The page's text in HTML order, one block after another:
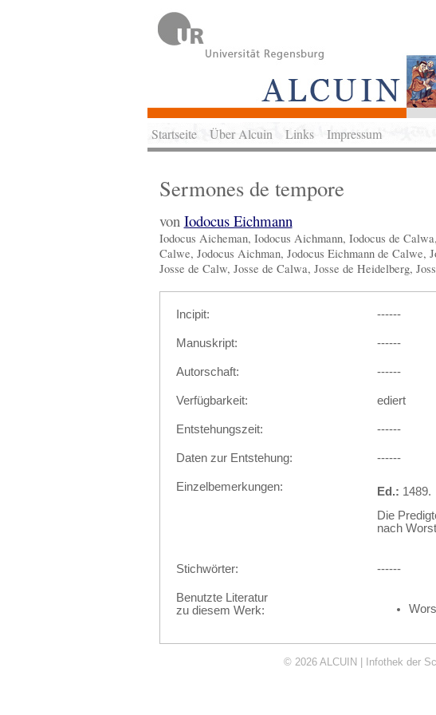
Startseite Über Alcuin Links Impressum
Sermones de tempore
von Iodocus Eichmann
Iodocus Aicheman, Iodocus Aichmann, Iodocus de
Calwe, Jodocus Aichman, Jodocus Eichmann de Calwe,
Josse de Calw, Josse de Calwa, Josse de Heidelberg,
Incipit: ------
Manuskript: ------
Autorschaft: ------
Verfügbarkeit: ediert
Entstehungszeit: ------
Daten zur Entstehung: ------
Einzelbemerkungen: Ed.: 1489.
Die
nach
Stichwörter: ------
Benutzte Literatur
zu diesem Werk:
© 2026 ALCUIN | Infothek der